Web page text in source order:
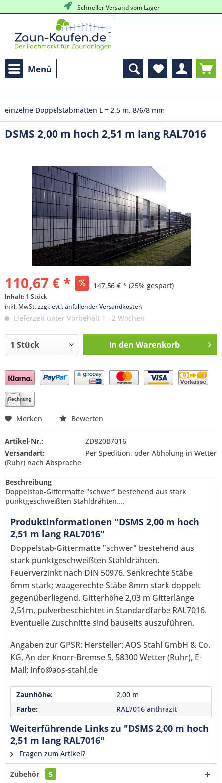
Schneller Versand vom Lager
Menü
einzelne Doppelstabmatten L = 2,5 m, 8/6/8 mm
DSMS 2,00 m hoch 2,51 m lang RAL7016
110,67 € * 147,56 € * (25% gespart)
Inhalt: 1 Stück
inkl. MwSt.zzgl. evtl. anfallender Versandkosten
Lieferzeit unter Vorbehalt 1 - 2 Wochen
In den Warenkorb
Preis anfragen
verstanden und stimme zu. *
Mit * gekennzeichnete Felder sind Pflichtfelder.
Senden
Merken Bewerten
Artikel-Nr.:
ZD820B7016
Versandart:
Per Spedition, oder Abholung in Wetter
(Ruhr) nach Absprache
Beschreibung
Doppelstab-Gittermatte "schwer" bestehend aus stark
punktgeschweißten Stahldrähten....
Produktinformationen "DSMS 2,00 m hoch
2,51 m lang RAL7016"
Doppelstab-Gittermatte "schwer" bestehend aus
stark punktgeschweißten Stahldrähten.
Feuerverzinkt nach DIN 50976. Senkrechte Stäbe
6mm stark; waagerechte Stäbe 8mm stark doppelt
gegenüberliegend. Gitterhöhe 2,03 m Gitterlänge
2,51m, pulverbeschichtet in Standardfarbe RAL7016.
Eventuelle Zuschnitte sind bauseits auszuführen.
Angaben zur GPSR: Hersteller: AOS Stahl GmbH & Co.
KG, An der Knorr-Bremse 5, 58300 Wetter (Ruhr), E-
Mail: info@aos-stahl.de
Zaunhöhe:
2,00 m
Farbe:
RAL7016 anthrazit
Weiterführende Links zu "DSMS 2,00 m hoch
2,51 m lang RAL7016"
Fragen zum Artikel?
Zubehör 5